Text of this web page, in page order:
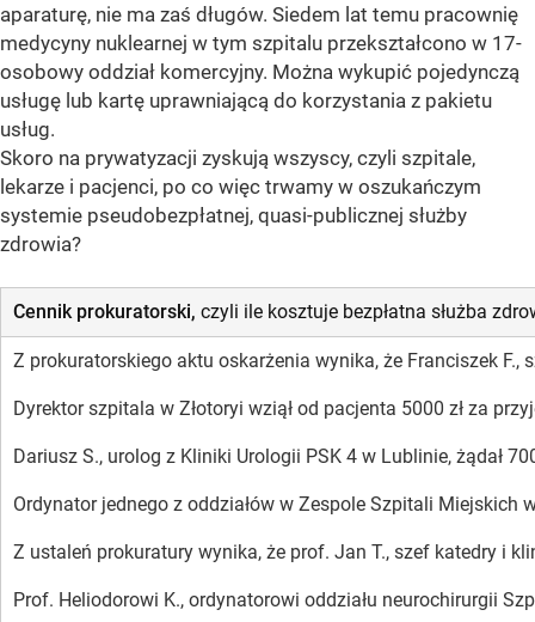
aparaturę, nie ma zaś długów. Siedem lat temu pracownię
medycyny nuklearnej w tym szpitalu przekształcono w 17-
osobowy oddział komercyjny. Można wykupić pojedynczą
usługę lub kartę uprawniającą do korzystania z pakietu
usług.
Skoro na prywatyzacji zyskują wszyscy, czyli szpitale,
lekarze i pacjenci, po co więc trwamy w oszukańczym
systemie pseudobezpłatnej, quasi-publicznej służby
zdrowia?
Cennik prokuratorski, czyli ile kosztuje bezpłatna służba
Z prokuratorskiego aktu oskarżenia wynika, że Franciszek F.,
Dyrektor szpitala w Złotoryi wziął od pacjenta 5000 zł za
Dariusz S., urolog z Kliniki Urologii PSK 4 w Lublinie, żądał
Ordynator jednego z oddziałów w Zespole Szpitali Miejskich
Z ustaleń prokuratury wynika, że prof. Jan T., szef katedry i
Prof. Heliodorowi K., ordynatorowi oddziału neurochirurgii